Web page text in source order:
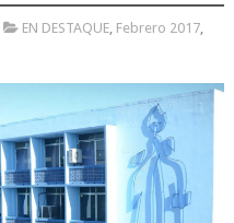
EN DESTAQUE, Febrero 2017,